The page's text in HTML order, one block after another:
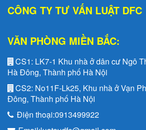
CÔNG TY TƯ VẤN LUẬT DFC
VĂN PHÒNG MIỀN BẮC:
CS1: LK7-1 Khu nhà ở dân cư Ngô
Hà Đông, Thành phố Hà Nội
CS2: No11F-Lk25, Khu nhà ở Vạn
Đông, Thành phố Hà Nội
Điện thoại:0913499922